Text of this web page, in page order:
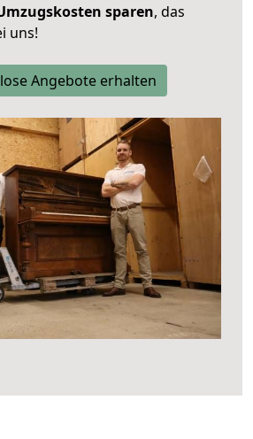
sparen, das
uns!
Angebote erhalten